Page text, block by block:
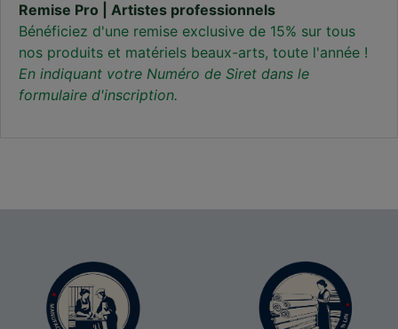
Remise Pro | Artistes professionnels
Bénéficiez d'une remise exclusive de 15% sur tous
nos produits et matériels beaux-arts, toute l'année !
En indiquant votre Numéro de Siret dans le
formulaire d'inscription.